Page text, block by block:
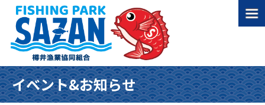
イベント&お知らせ